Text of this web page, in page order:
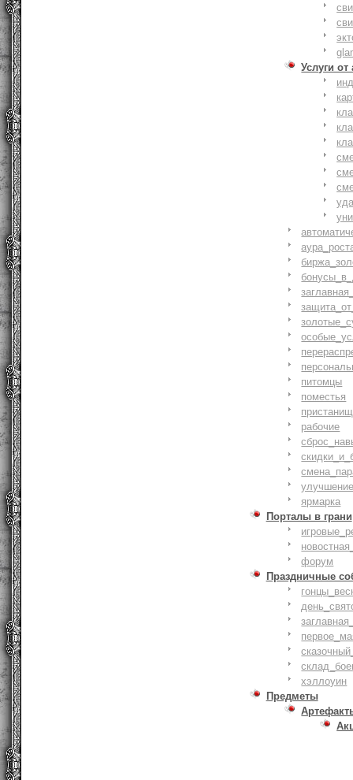
Услуги
питомцы
поместья
рабочие
ярмарка
Порталы в грани
форум
Праздничные
хэллоуин
Предметы